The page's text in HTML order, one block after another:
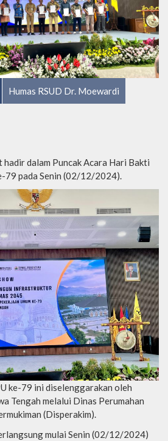
Humas RSUD Dr. Moewardi
dalam Puncak Acara Hari Bakti
79 pada Senin (02/12/2024).
ke-79 ini diselenggarakan oleh
Tengah melalui Dinas Perumahan
(Disperakim).
mulai Senin (02/12/2024)